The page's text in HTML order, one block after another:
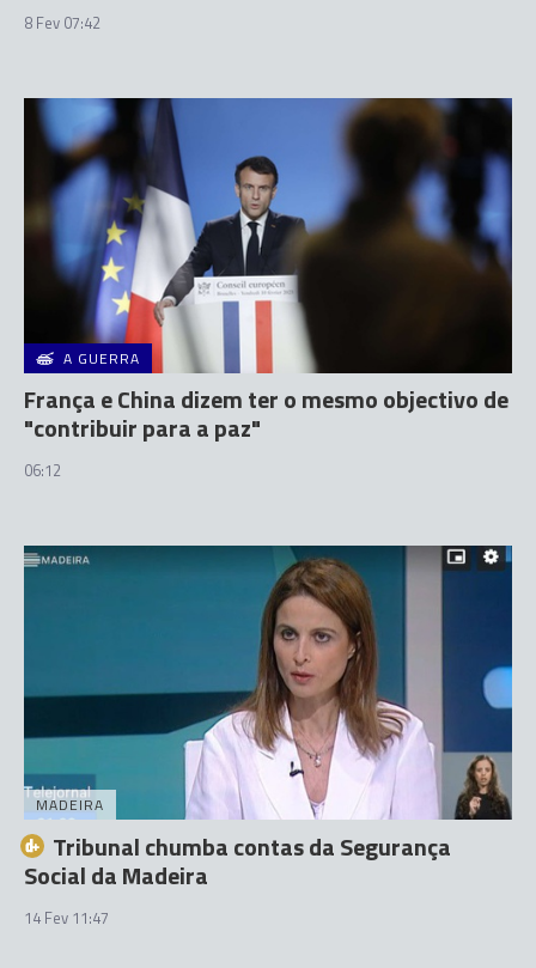
8 Fev 07:42
A GUERRA
França e China dizem ter o mesmo objectivo de
"contribuir para a paz"
06:12
MADEIRA
Tribunal chumba contas da Segurança
Social da Madeira
14 Fev 11:47